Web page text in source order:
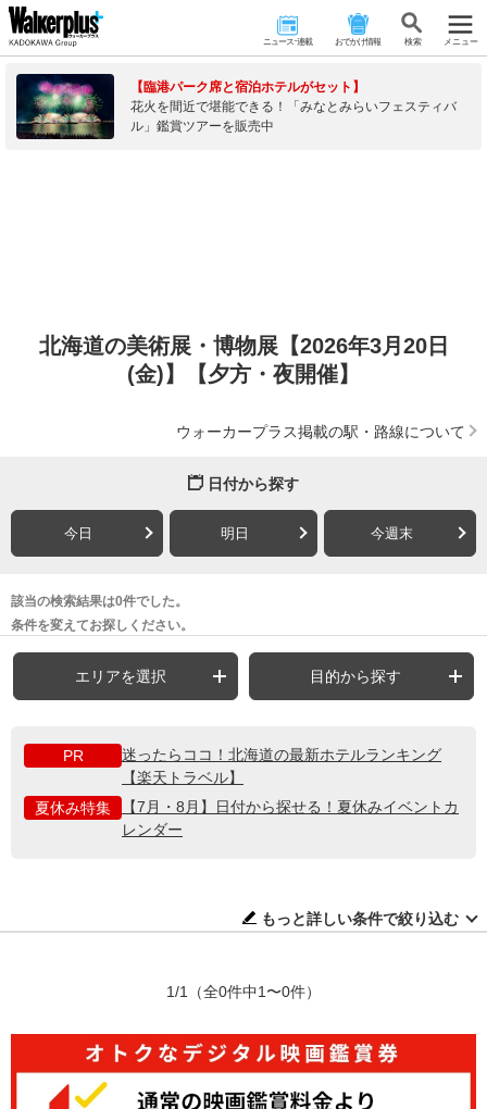
ニュース･連載 おでかけ情報 検 索 メニュー
【臨港パーク席と宿泊ホテルがセット】
花火を間近で堪能できる！「みなとみらいフェスティバ
ル」鑑賞ツアーを販売中
北海道の美術展・博物展【2026年3月20日
(金)】【夕方・夜開催】
ウォーカープラス掲載の駅・路線について
日付から探す
今日 明日 今週末
該当の検索結果は0件でした。
条件を変えてお探しください。
エリアを選択 目的から探す
PR
迷ったらココ！北海道の最新ホテルランキング
【楽天トラベル】
夏休み特集
【7月・8月】日付から探せる！夏休みイベントカ
レンダー
もっと詳しい条件で絞り込む
1/1 （全0件中1〜0件）